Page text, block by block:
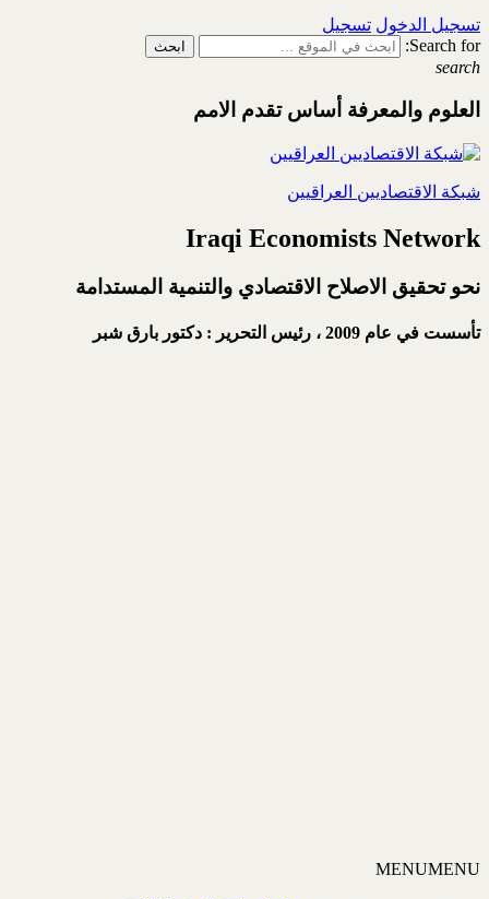
تسجيل الدخول تسجيل
Search for:
search
العلوم والمعرفة أساس تقدم الامم
شبكة الاقتصاديين العراقيين
Iraqi Economists Network
نحو تحقيق الاصلاح الاقتصادي والتنمية المستدامة
تأسست في عام 2009 ، رئيس التحرير : دكتور بارق شبر
MENUMENU